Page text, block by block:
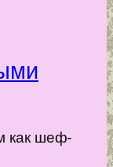
как шеф-